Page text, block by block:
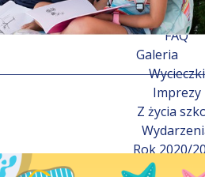
Nabór
FAQ
Galeria
Wycieczki
Imprezy
Z życia
Rok 2020/
Rok 2021/